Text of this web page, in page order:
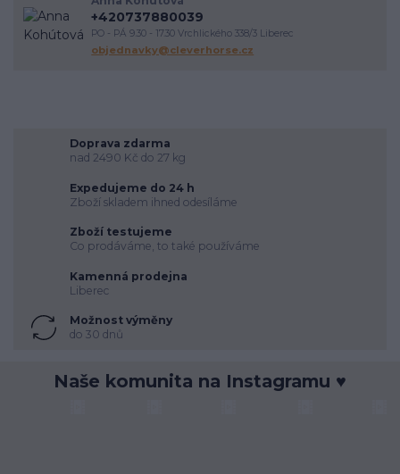
výživa koně
kokosový olej
srst péče o vybavení proč
vodění
+420737880039
PO - PÁ 9.30 - 17.30 Vrchlického 338/3 Liberec
objednavky@cleverhorse.cz
Doprava zdarma
nad 2490 Kč do 27 kg
Expedujeme do 24 h
Zboží skladem ihned odesíláme
Zboží testujeme
Co prodáváme, to také používáme
Kamenná prodejna
Liberec
Možnost výměny
do 30 dnů
Naše komunita na Instagramu ♥